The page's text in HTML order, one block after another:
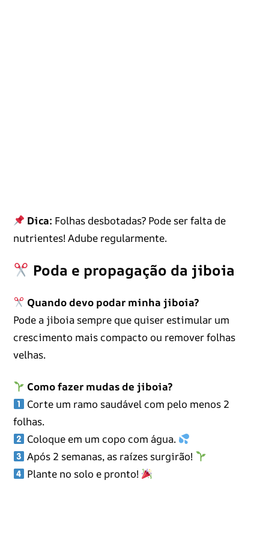
Dica: Folhas desbotadas? Pode ser falta de
nutrientes! Adube regularmente.
Poda e propagação da jiboia
Quando devo podar minha jiboia?
Pode a jiboia sempre que quiser estimular um
crescimento mais compacto ou remover folhas
velhas.
Como fazer mudas de jiboia?
Corte um ramo saudável com pelo menos 2
folhas.
Coloque em um copo com água.
Após 2 semanas, as raízes surgirão!
Plante no solo e pronto!